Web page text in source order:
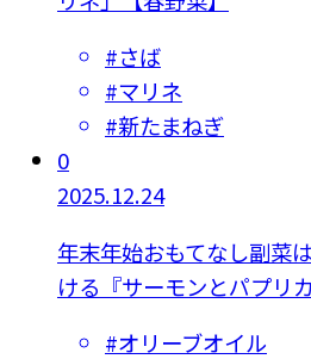
#さば
#マリネ
#新たまねぎ
0
2025.12.24
年末年始おもてなし副菜
ける『サーモンとパプリ
#オリーブオイル